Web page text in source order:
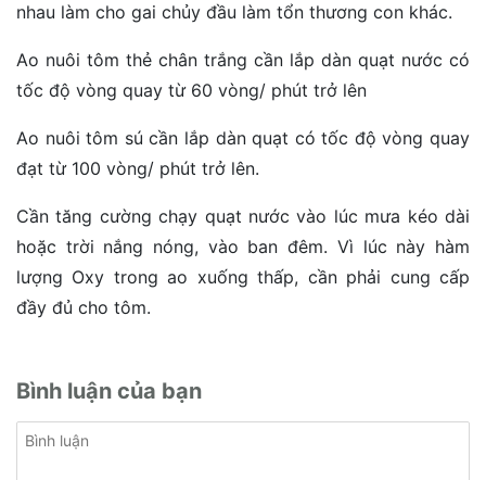
nhau làm cho gai chủy đầu làm tổn thương con khác.
Ao nuôi tôm thẻ chân trắng cần lắp dàn quạt nước có
tốc độ vòng quay từ 60 vòng/ phút trở lên
Ao nuôi tôm sú cần lắp dàn quạt có tốc độ vòng quay
đạt từ 100 vòng/ phút trở lên.
Cần tăng cường chạy quạt nước vào lúc mưa kéo dài
hoặc trời nắng nóng, vào ban đêm. Vì lúc này hàm
lượng Oxy trong ao xuống thấp, cần phải cung cấp
đầy đủ cho tôm.
Bình luận của bạn